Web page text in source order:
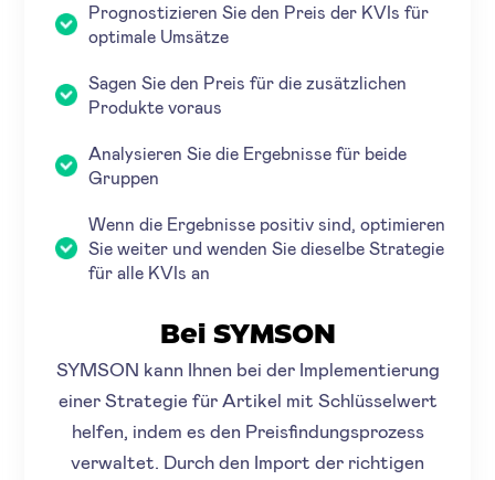
Prognostizieren Sie den Preis der KVIs für
optimale Umsätze
Sagen Sie den Preis für die zusätzlichen
Produkte voraus
Analysieren Sie die Ergebnisse für beide
Gruppen
Wenn die Ergebnisse positiv sind, optimieren
Sie weiter und wenden Sie dieselbe Strategie
für alle KVIs an
Bei SYMSON
SYMSON kann Ihnen bei der Implementierung
einer Strategie für Artikel mit Schlüsselwert
helfen, indem es den Preisfindungsprozess
verwaltet. Durch den Import der richtigen